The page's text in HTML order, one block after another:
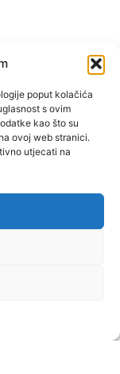
poput kolačića
s ovim
kao što su
ovoj web stranici.
utjecati na